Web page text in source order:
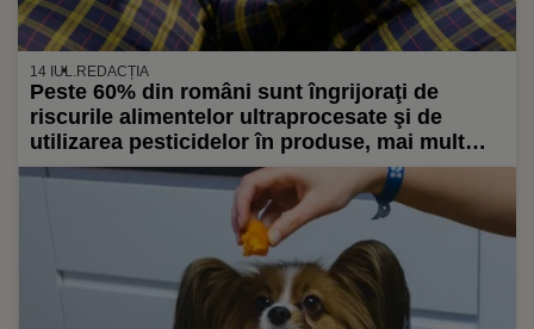
14 IUL.REDACȚIA
Peste 60% din români sunt îngrijoraţi de
riscurile alimentelor ultraprocesate şi de
utilizarea pesticidelor în produse, mai mult
decât de costurile alimentelor (Sondaj)